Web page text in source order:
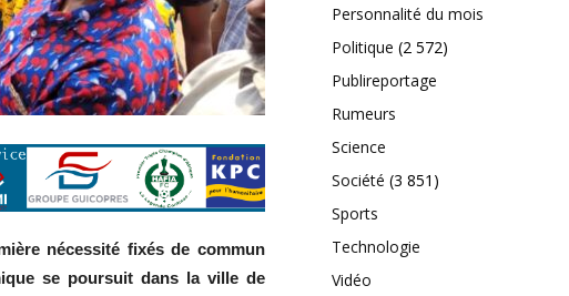
nécessité fixés de commun
se poursuit dans la ville de
Personnalité du mois
Politique (2 572)
Publireportage
Rumeurs
Science
Société (3 851)
Sports
Technologie
Vidéo